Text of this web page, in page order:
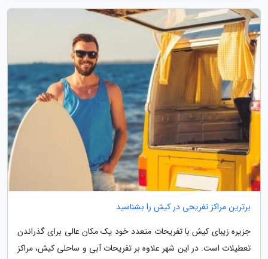
برترین مراکز تفریحی در کیش را بشناسید
جزیره زیبای کیش با تفریحات متعدد خود یک مکان عالی برای گذراندن
تعطیلات است. در این شهر علاوه بر تفریحات آبی و ساحلی کیش، مراکز